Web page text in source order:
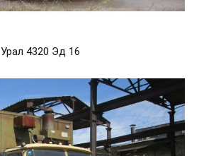
Урал 4320 Эд 16